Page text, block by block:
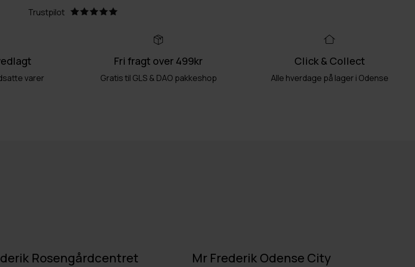
Trustpilot
varer
Fri fragt over 499kr
Gratis til GLS & DAO pakkeshop
Click & Collect
Alle hverdage på lager i Odense
Rosengårdcentret Mr Frederik Odense City